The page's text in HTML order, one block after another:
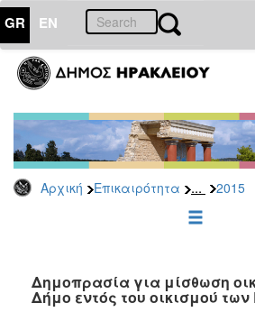
GR EN
Αρχική Επικαιρότητα ... 2015
ΕΠΙΚΑΙΡΟΤΗΤΑ
-
Δημοπρασίες
Αρχείο
2026
2022
Δημοπρασία για μίσθωση
Δήμο εντός του οικισμού